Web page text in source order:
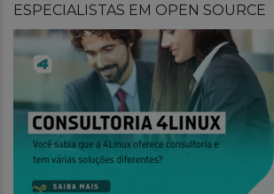
ESPECIALISTAS EM OPEN SOURCE